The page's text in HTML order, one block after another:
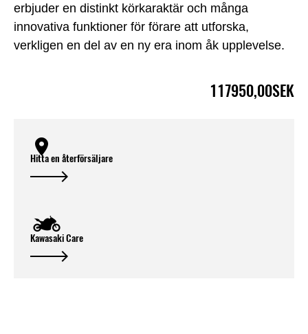
erbjuder en distinkt körkaraktär och många
innovativa funktioner för förare att utforska,
verkligen en del av en ny era inom åk upplevelse.
117950,00SEK
Hitta en återförsäljare
Kawasaki Care